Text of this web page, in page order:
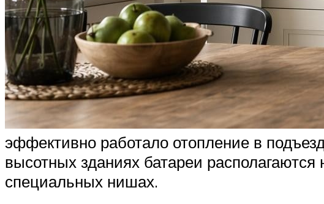
эффективно работало отопление в
высотных зданиях батареи
специальных нишах.